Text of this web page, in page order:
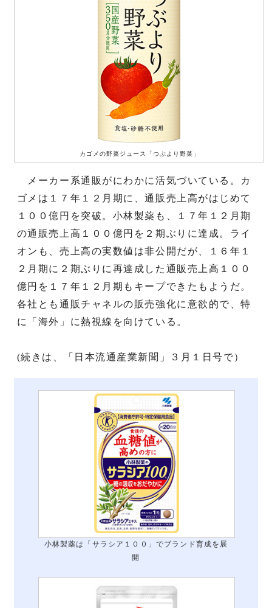
カゴメの野菜ジュース「つぶより野菜」
メーカー系通販がにわかに活気づいている。カ
ゴメは１７年１２月期に、通販売上高がはじめて
１００億円を突破。小林製薬も、１７年１２月期
の通販売上高１００億円を２期ぶりに達成。ライ
オンも、売上高の実数値は非公開だが、１６年１
２月期に２期ぶりに再達成した通販売上高１００
億円を１７年１２月期もキープできたもようだ。
各社とも通販チャネルの販売強化に意欲的で、特
に「海外」に熱視線を向けている。
(続きは、「日本流通産業新聞」３月１日号で）
小林製薬は「サラシア１００」でブランド育成を展
開